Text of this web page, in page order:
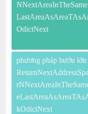
OdictNext
phương pháp bướu lớn
kOdictNext